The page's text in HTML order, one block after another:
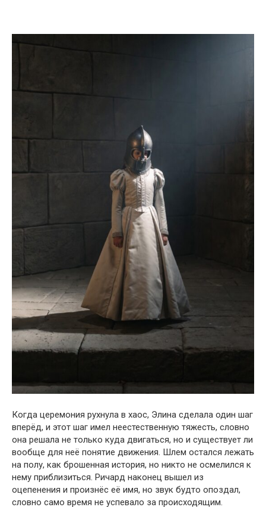
Когда церемония рухнула в хаос, Элина сделала один шаг
вперёд, и этот шаг имел неестественную тяжесть, словно
она решала не только куда двигаться, но и существует ли
вообще для неё понятие движения. Шлем остался лежать
на полу, как брошенная история, но никто не осмелился к
нему приблизиться. Ричард наконец вышел из
оцепенения и произнёс её имя, но звук будто опоздал,
словно само время не успевало за происходящим.